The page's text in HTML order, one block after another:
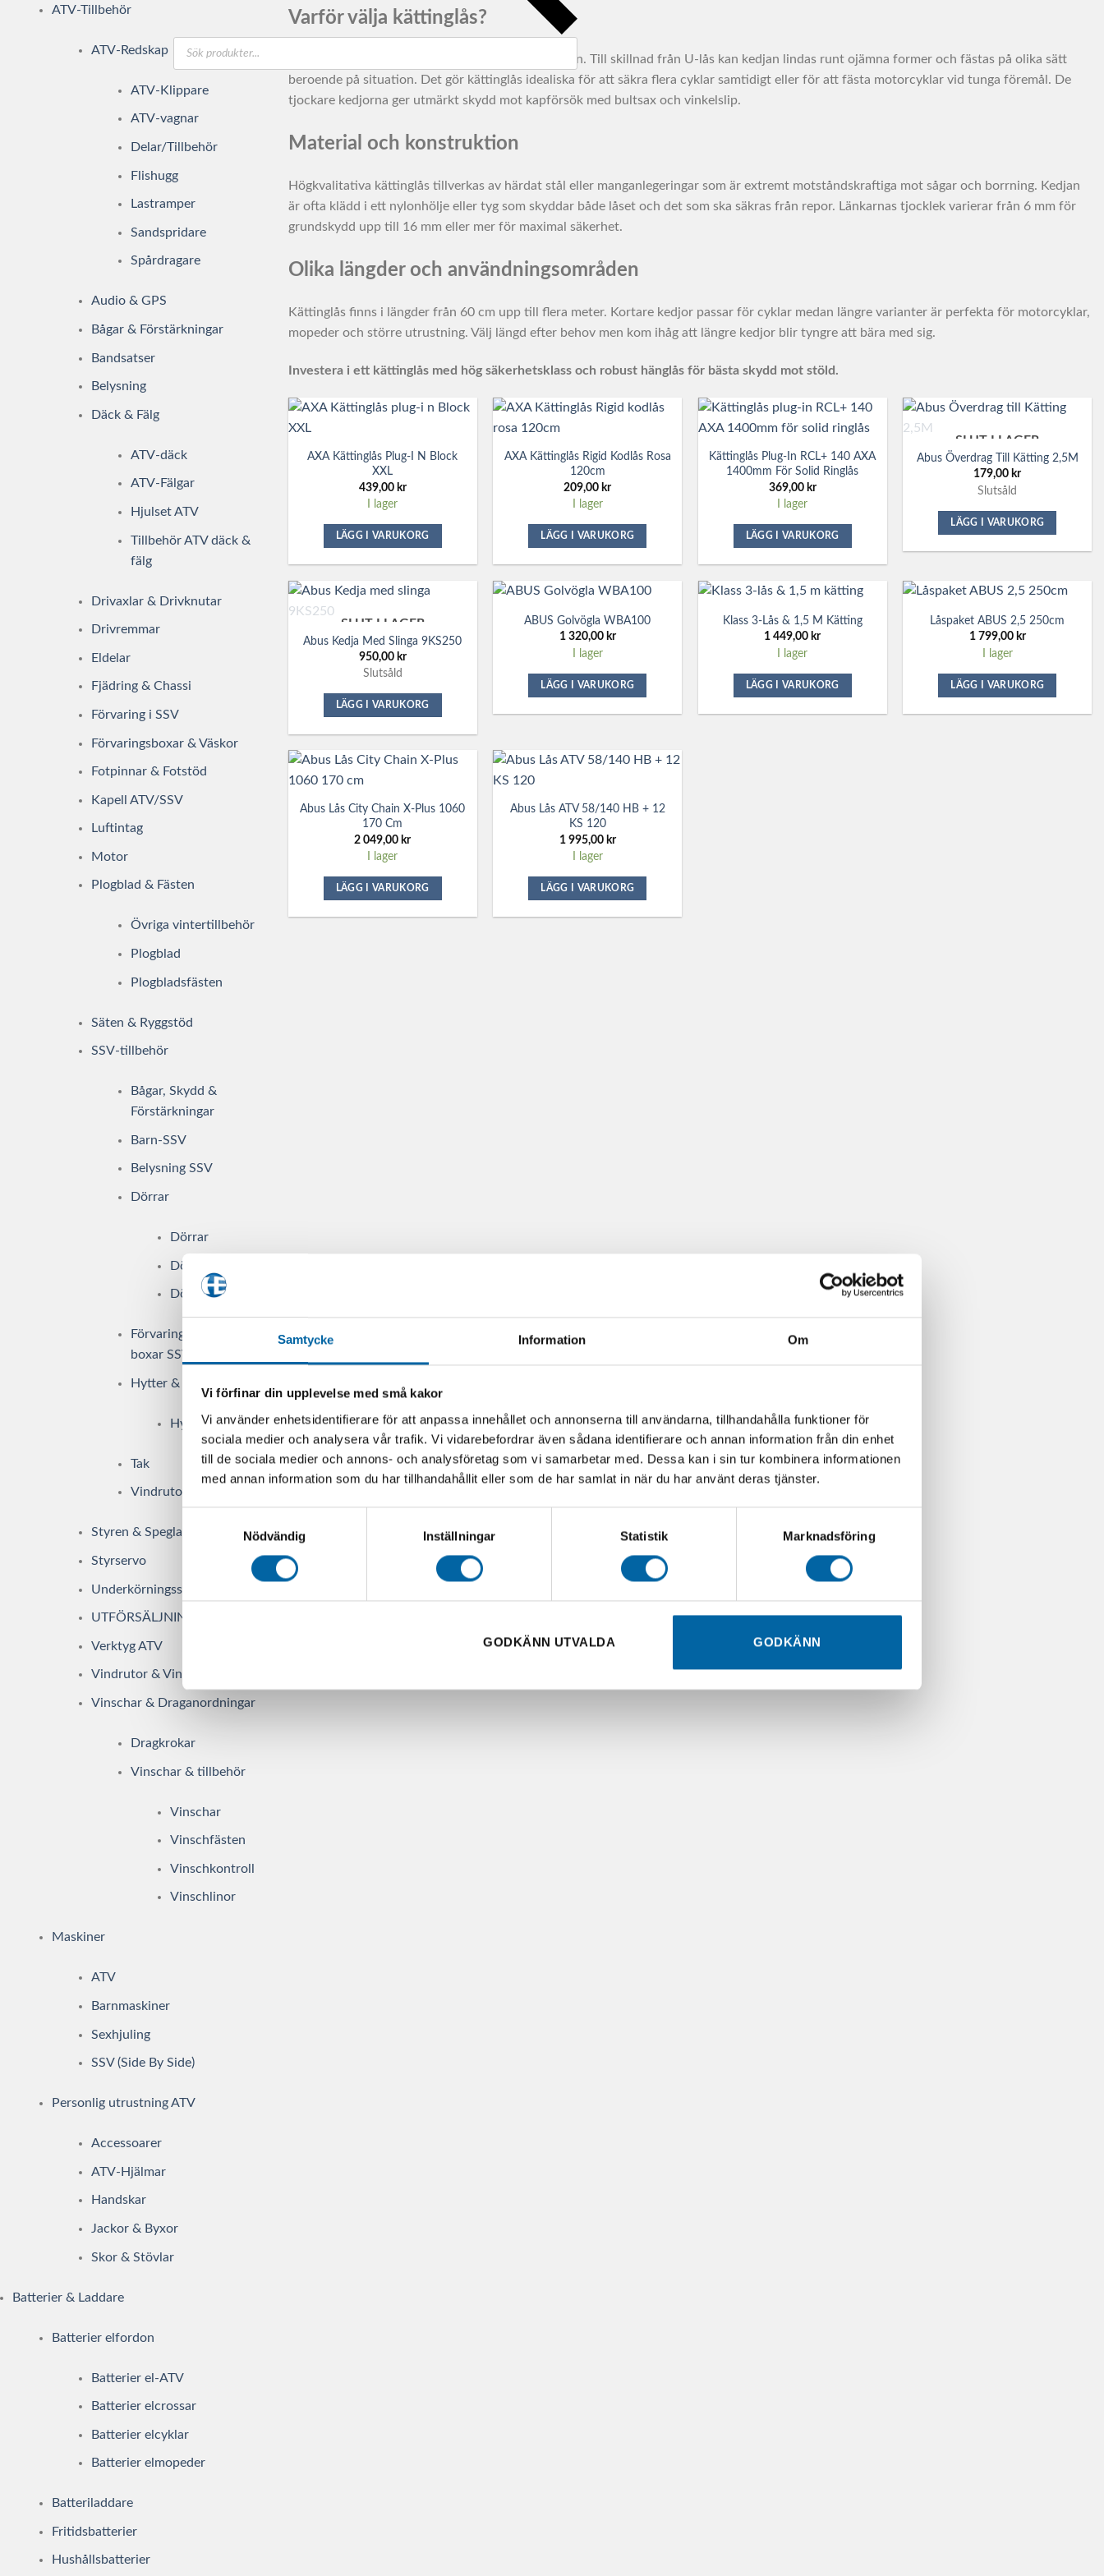
Samtycke Information Om
Vi förfinar din upplevelse med små kakor
Vi använder enhetsidentifierare för att anpassa innehållet och annonserna till användarna, tillhandahålla funktioner för
sociala medier och analysera vår trafik. Vi vidarebefordrar även sådana identifierare och annan information från din enhet
till de sociala medier och annons- och analysföretag som vi samarbetar med. Dessa kan i sin tur kombinera informationen
med annan information som du har tillhandahållit eller som de har samlat in när du har använt deras tjänster.
Nödvändig
Inställningar Statistik Marknadsföring
GODKÄNN UTVALDA GODKÄNN
Produktsökning
ATV-Tillbehör
ATV-Redskap
ATV-Klippare
ATV-vagnar
Delar/Tillbehör
Flishugg
Lastramper
Sandspridare
Spårdragare
Audio & GPS
Bågar & Förstärkningar
Bandsatser
Belysning
Däck & Fälg
ATV-däck
ATV-Fälgar
Hjulset ATV
Tillbehör ATV däck &
fälg
Drivaxlar & Drivknutar
Drivremmar
Eldelar
Fjädring & Chassi
Förvaring i SSV
Förvaringsboxar & Väskor
Fotpinnar & Fotstöd
Kapell ATV/SSV
Luftintag
Motor
Plogblad & Fästen
Övriga vintertillbehör
Plogblad
Plogbladsfästen
Säten & Ryggstöd
SSV-tillbehör
Bågar, Skydd &
Förstärkningar
Barn-SSV
Belysning SSV
Dörrar
Dörrar
Dörrpaneler
Dörrtillbehör
Förvaring, väskor &
boxar SSV
Hytter & Inredning
Hyttpaket
Tak
Vindrutor
Styren & Speglar
Styrservo
Underkörningsskydd
UTFÖRSÄLJNING
Verktyg ATV
Vindrutor & Vindavvisare
Vinschar & Draganordningar
Dragkrokar
Vinschar & tillbehör
Vinschar
Vinschfästen
Vinschkontroll
Vinschlinor
Maskiner
ATV
Barnmaskiner
Sexhjuling
SSV (Side By Side)
Personlig utrustning ATV
Accessoarer
ATV-Hjälmar
Handskar
Jackor & Byxor
Skor & Stövlar
Batterier & Laddare
Batterier elfordon
Batterier el-ATV
Batterier elcrossar
Batterier elcyklar
Batterier elmopeder
Batteriladdare
Fritidsbatterier
Hushållsbatterier
Varför välja kättinglås?
Den största fördelen med kättinglås är flexibiliteten. Till skillnad från U-lås kan kedjan lindas runt ojämna former och fästas på olika sätt
beroende på situation. Det gör kättinglås idealiska för att säkra flera cyklar samtidigt eller för att fästa motorcyklar vid tunga föremål. De
tjockare kedjorna ger utmärkt skydd mot kapförsök med bultsax och vinkelslip.
Material och konstruktion
Högkvalitativa kättinglås tillverkas av härdat stål eller manganlegeringar som är extremt motståndskraftiga mot sågar och borrning. Kedjan
är ofta klädd i ett nylonhölje eller tyg som skyddar både låset och det som ska säkras från repor. Länkarnas tjocklek varierar från 6 mm för
grundskydd upp till 16 mm eller mer för maximal säkerhet.
Olika längder och användningsområden
Kättinglås finns i längder från 60 cm upp till flera meter. Kortare kedjor passar för cyklar medan längre varianter är perfekta för motorcyklar,
mopeder och större utrustning. Välj längd efter behov men kom ihåg att längre kedjor blir tyngre att bära med sig.
Investera i ett kättinglås med hög säkerhetsklass och robust hänglås för bästa skydd mot stöld.
AXA Kättinglås Plug-I N Block
XXL
439,00 kr
I lager
LÄGG I VARUKORG
AXA Kättinglås Rigid Kodlås Rosa
120cm
209,00 kr
I lager
LÄGG I VARUKORG
Kättinglås Plug-In RCL+ 140 AXA
1400mm För Solid Ringlås
369,00 kr
I lager
LÄGG I VARUKORG
SLUT I LAGER
Abus Överdrag Till Kätting 2,5M
179,00 kr
Slutsåld
LÄGG I VARUKORG
SLUT I LAGER
Abus Kedja Med Slinga 9KS250
950,00 kr
Slutsåld
LÄGG I VARUKORG
ABUS Golvögla WBA100
1 320,00 kr
I lager
LÄGG I VARUKORG
Klass 3-Lås & 1,5 M Kätting
1 449,00 kr
I lager
LÄGG I VARUKORG
Låspaket ABUS 2,5 250cm
1 799,00 kr
I lager
LÄGG I VARUKORG
Abus Lås City Chain X-Plus 1060
170 Cm
2 049,00 kr
I lager
LÄGG I VARUKORG
Abus Lås ATV 58/140 HB + 12
KS 120
1 995,00 kr
I lager
LÄGG I VARUKORG